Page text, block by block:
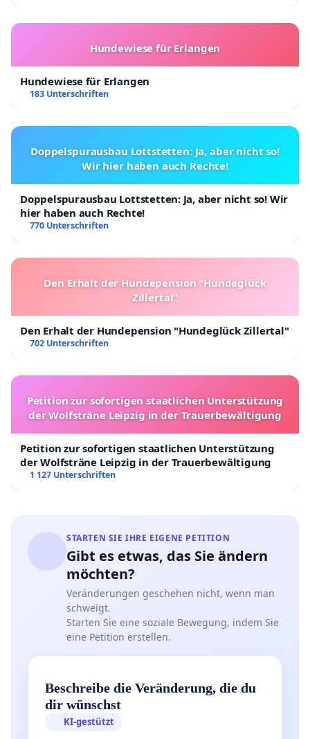
Hundewiese für Erlangen
Hundewiese für Erlangen
183 Unterschriften
Doppelspurausbau Lottstetten: Ja, aber nicht so!
Wir hier haben auch Rechte!
Doppelspurausbau Lottstetten: Ja, aber nicht so! Wir
hier haben auch Rechte!
770 Unterschriften
Den Erhalt der Hundepension "Hundeglück
Zillertal"
Den Erhalt der Hundepension "Hundeglück Zillertal"
702 Unterschriften
Petition zur sofortigen staatlichen Unterstützung
der Wolfsträne Leipzig in der Trauerbewältigung
Petition zur sofortigen staatlichen Unterstützung
der Wolfsträne Leipzig in der Trauerbewältigung
1 127 Unterschriften
STARTEN SIE IHRE EIGENE PETITION
Gibt es etwas, das Sie ändern
möchten?
Veränderungen geschehen nicht, wenn man
schweigt.
Starten Sie eine soziale Bewegung, indem Sie
eine Petition erstellen.
Beschreibe die Veränderung, die du
dir wünschst
KI-gestützt